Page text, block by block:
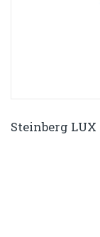
Steinberg